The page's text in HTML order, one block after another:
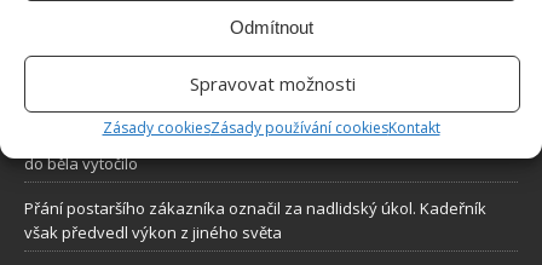
Odmítnout
Spravovat možnosti
Zásady cookiesZásady používání cookiesKontakt
stránkách internetového magazínuBydlimeutulne.cz
Lidé a svět
Vyzvedla si dítě ve školce a jela domů. To, co našla na jeho těle, ji
do běla vytočilo
Přání postaršího zákazníka označil za nadlidský úkol. Kadeřník
však předvedl výkon z jiného světa